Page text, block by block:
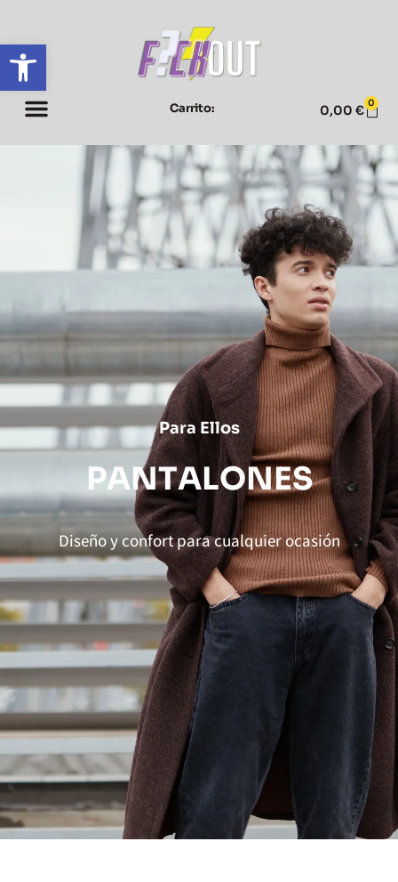
Abrir barra de herramientas
Carrito: 0,00 € 0
Para Ellos
PA N TALONES
Diseño y confort para cualquier ocasión